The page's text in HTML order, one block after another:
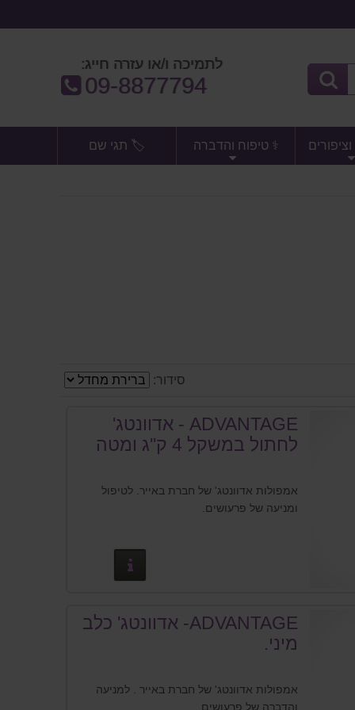
לתמיכה ו/או עזרה חייג:
טלפון:
09-8877794
⚕️ טיפוח והדברה 🏷️ תגי שם
סידור:
ADVANTAGE - אדוונטג'
לחתול במשקל 4 ק''ג ומטה
אמפולות אדוונטג' של חברת באייר. לטיפול
ומניעה של פרעושים.
ADVANTAGE- אדוונטג' כלב
מיני.
אמפולות אדוונטג' של חברת באייר . למניעה
והדברה של פרעושים.